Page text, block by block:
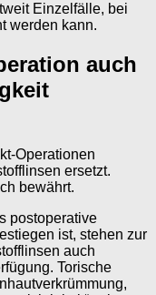
Einzelfälle, bei
werden kann.
auch
Operationen
ersetzt.
bewährt.
postoperative
ist, stehen zur
auch
Torische